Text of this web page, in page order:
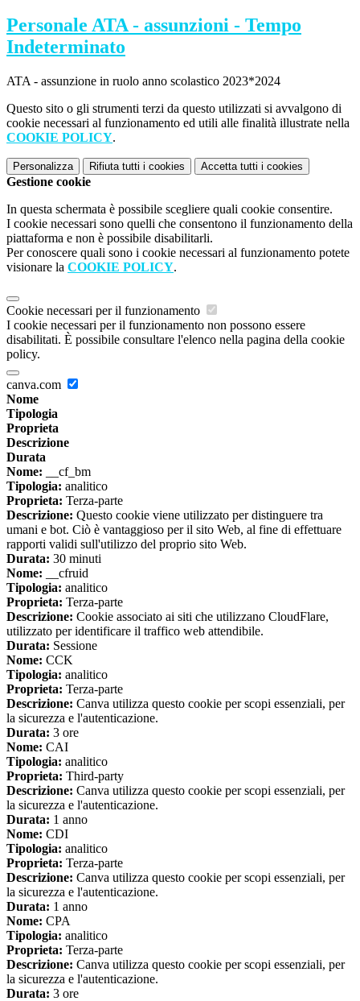
Personale ATA - assunzioni - Tempo
Indeterminato
ATA - assunzione in ruolo anno scolastico 2023*2024
Questo sito o gli strumenti terzi da questo utilizzati si avvalgono di
cookie necessari al funzionamento ed utili alle finalità illustrate nella
COOKIE POLICY.
Personalizza Rifiuta tutti i cookies Accetta tutti i cookies
Gestione cookie
In questa schermata è possibile scegliere quali cookie consentire.
I cookie necessari sono quelli che consentono il funzionamento della
piattaforma e non è possibile disabilitarli.
Per conoscere quali sono i cookie necessari al funzionamento potete
visionare la COOKIE POLICY.
Cookie necessari per il funzionamento
I cookie necessari per il funzionamento non possono essere
disabilitati. È possibile consultare l'elenco nella pagina della cookie
policy.
canva.com
Nome
Tipologia
Proprieta
Descrizione
Durata
Nome: __cf_bm
Tipologia: analitico
Proprieta: Terza-parte
Descrizione: Questo cookie viene utilizzato per distinguere tra
umani e bot. Ciò è vantaggioso per il sito Web, al fine di effettuare
rapporti validi sull'utilizzo del proprio sito Web.
Durata: 30 minuti
Nome: __cfruid
Tipologia: analitico
Proprieta: Terza-parte
Descrizione: Cookie associato ai siti che utilizzano CloudFlare,
utilizzato per identificare il traffico web attendibile.
Durata: Sessione
Nome: CCK
Tipologia: analitico
Proprieta: Terza-parte
Descrizione: Canva utilizza questo cookie per scopi essenziali, per
la sicurezza e l'autenticazione.
Durata: 3 ore
Nome: CAI
Tipologia: analitico
Proprieta: Third-party
Descrizione: Canva utilizza questo cookie per scopi essenziali, per
la sicurezza e l'autenticazione.
Durata: 1 anno
Nome: CDI
Tipologia: analitico
Proprieta: Terza-parte
Descrizione: Canva utilizza questo cookie per scopi essenziali, per
la sicurezza e l'autenticazione.
Durata: 1 anno
Nome: CPA
Tipologia: analitico
Proprieta: Terza-parte
Descrizione: Canva utilizza questo cookie per scopi essenziali, per
la sicurezza e l'autenticazione.
Durata: 3 ore